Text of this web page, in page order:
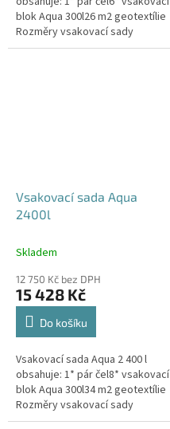
blok Aqua 300l26 m2 geotextílie
Rozměry vsakovací sady
720x80x52 cm Nosnost bloků až
Vsakovací sada Aqua
2400l
Skladem
12 750 Kč bez DPH
15 428 Kč
Do košíku
Vsakovací sada Aqua 2 400 l
obsahuje: 1* pár čel8* vsakovací
blok Aqua 300l34 m2 geotextílie
Rozměry vsakovací sady
960x80x52 cm Nosnost bloků až